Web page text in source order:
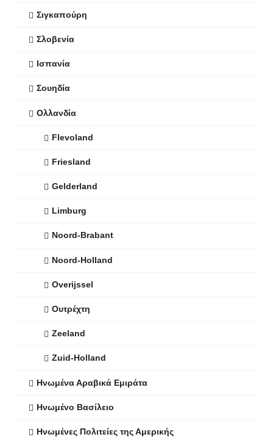
Σιγκαπούρη
Σλοβενία
Ισπανία
Σουηδία
Ολλανδία
Flevoland
Friesland
Gelderland
Limburg
Noord-Brabant
Noord-Holland
Overijssel
Ουτρέχτη
Zeeland
Zuid-Holland
Ηνωμένα Αραβικά Εμιράτα
Ηνωμένο Βασίλειο
Ηνωμένες Πολιτείες της Αμερικής